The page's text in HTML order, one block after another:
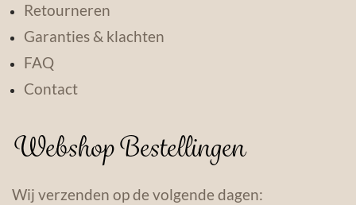
Retourneren
Garanties & klachten
FAQ
Contact
Webshop Bestellingen
Wij verzenden op de volgende dagen: